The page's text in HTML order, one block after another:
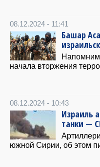
08.12.2024 - 11:41
Башар
начала вторжения
08.12.2024 - 10:43
Израиль
танки —
южной Сирии, об этом